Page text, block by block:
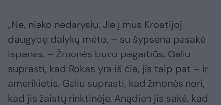
„Ne, nieko nedarysiu. Jie į mus Kroatijoj
daugybę dalykų mėto, – su šypsena pasakė
ispanas. – Žmonės buvo pagarbūs. Galiu
suprasti, kad Rokas yra iš čia, jis taip pat – ir
amerikietis. Galiu suprasti, kad žmonės nori,
kad jis žaistų rinktinėje. Anądien jis sakė, kad